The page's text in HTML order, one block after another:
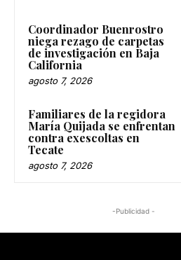
Coordinador Buenrostro
niega rezago de carpetas
de investigación en Baja
California
agosto 7, 2026
Familiares de la regidora
María Quijada se enfrentan
contra exescoltas en
Tecate
agosto 7, 2026
-Publicidad -